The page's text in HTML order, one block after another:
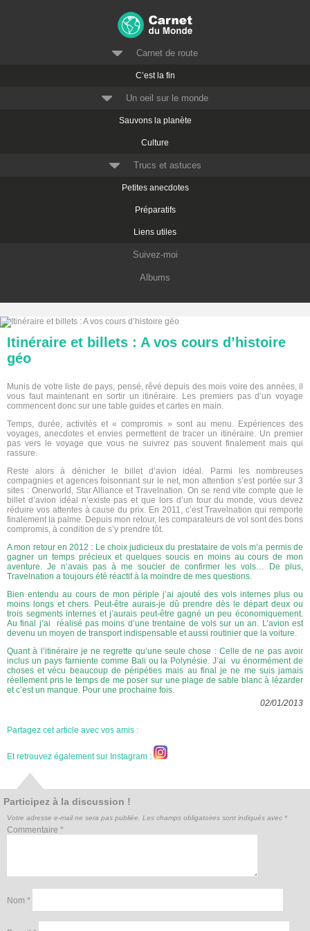
Carnet de route
C’est la fin
Un oeil sur le monde
Sauvons la planète
Culture
Trucs et astuces
Petites anecdotes
Préparatifs
Liens utiles
Suivez-moi
Albums
Itinéraire et billets : A vos cours d’histoire
géo
Munis de votre liste de pays, pensé, rêvé depuis des mois voire des années, il
vous faut maintenant en sortir un itinéraire. Les premiers pas d’un voyage
commencent donc sur une table guides et cartes en main.
Temps, durée, activités et « compromis » sont au menu. Expériences des
voyages, anecdotes et envies permettent de tracer un itinéraire. Un premier
pas vers le voyage que vous ne suivrez pas souvent finalement mais qui
rassure.
Reste alors à dénicher le billet d’avion idéal. Parmi les nombreuses
compagnies et agences foisonnant sur le net, mon attention s’est portée sur 3
sites : Onerworld, Star Alliance et Travelnation. On se rend vite compte que le
billet d’avion idéal n’existe pas et que lors d’un tour du monde, vous devez
réduire vos attentes à cause du prix. En 2011, c’est Travelnation qui remporte
finalement la palme. Depuis mon retour, les comparateurs de vol sont des bons
compromis, à condition de s’y prendre tôt.
A mon retour en 2012 : Le choix judicieux du prestataire de vols m’a permis de
gagner un temps précieux et quelques soucis en moins au cours de mon
aventure. Je n’avais pas à me soucier de confirmer les vols… De plus,
Travelnation a toujours été réactif à la moindre de mes questions.
Bien entendu au cours de mon périple j’ai ajouté des vols internes plus ou
moins longs et chers. Peut-être aurais-je dû prendre dès le départ deux ou
trois segments internes et j’aurais peut-être gagné un peu économiquement.
Au final j’ai réalisé pas moins d’une trentaine de vols sur un an. L’avion est
devenu un moyen de transport indispensable et aussi routinier que la voiture.
Quant à l’itinéraire je ne regrette qu’une seule chose : Celle de ne pas avoir
inclus un pays farniente comme Bali ou la Polynésie. J’ai vu énormément de
choses et vécu beaucoup de péripéties mais au final je ne me suis jamais
réellement pris le temps de me poser sur une plage de sable blanc à lézarder
et c’est un manque. Pour une prochaine fois.
02/01/2013
Partagez cet article avec vos amis :
Et retrouvez également sur Instagram :
Participez à la discussion !
Votre adresse e-mail ne sera pas publiée. Les champs obligatoires sont indiqués avec *
Commentaire *
Nom *